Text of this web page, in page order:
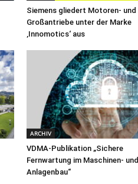
Siemens gliedert Motoren- und
Großantriebe unter der Marke
‚Innomotics‘ aus
ARCHIV
VDMA-Publikation „Sichere
Fernwartung im Maschinen- und
Anlagenbau“